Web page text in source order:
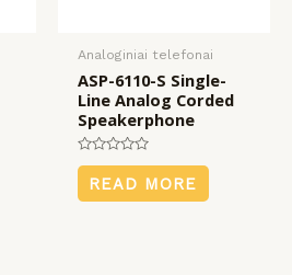
Analoginiai telefonai
ASP-6110-S Single-
Line Analog Corded
Speakerphone
Rated
out
of
READ MORE